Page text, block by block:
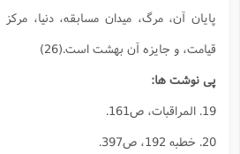
پايان آن، مرگ، ميدان مسابقه، دنيا،
قيامت، و جايزه آن بهشت است.(26)
پى نوشت ها:
19. المراقبات، ص161.
20. خطبه 192، ص397.